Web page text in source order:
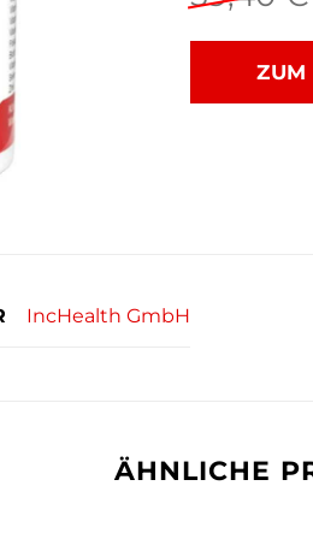
ZUM
IncHealth GmbH
ÄHNLICHE